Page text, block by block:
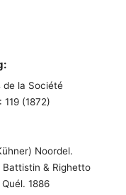
de la Société
(1872)
Noordel.
Battistin & Righetto
1886